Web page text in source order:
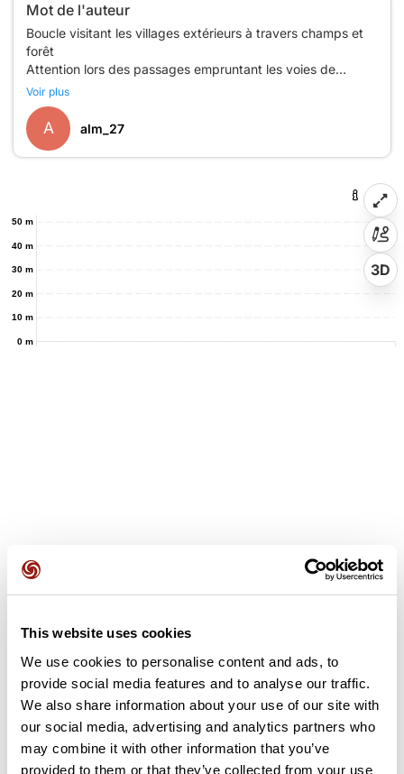
This website uses cookies
We use cookies to personalise content and ads, to
provide social media features and to analyse our traffic.
We also share information about your use of our site with
our social media, advertising and analytics partners who
may combine it with other information that you’ve
provided to them or that they’ve collected from your use
Mot de l'auteur
Boucle visitant les villages extérieurs à travers champs et
forêt
Attention lors des passages empruntant les voies de
Voir plus
A alm_27
0 m
10 m
20 m
30 m
40 m
50 m
3D
Avis des utilisateurs
Soyez le premier à ajouter un avis !
Ajouter un avis